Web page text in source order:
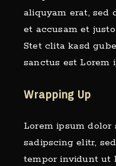
aliquyam erat, sed
et accusam et
Stet clita kasd
sanctus est Lorem
Wrapping Up
Lorem ipsum dolor
sadipscing elitr,
tempor invidunt ut